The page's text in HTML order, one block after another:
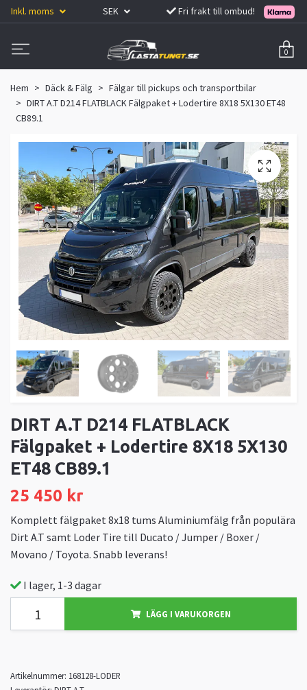
Inkl. moms SEK Fri frakt till ombud!
0
Hem Däck & Fälg
Fälgar till pickups och transportbilar
DIRT A.T D214 FLATBLACK Fälgpaket + Lodertire 8X18 5X130 ET48
CB89.1
DIRT A.T D214 FLATBLACK
Fälgpaket + Lodertire 8X18 5X130
ET48 CB89.1
25 450 kr
Komplett fälgpaket 8x18 tums Aluminiumfälg från populära
Dirt A.T samt Loder Tire till Ducato / Jumper / Boxer /
Movano / Toyota. Snabb leverans!
I lager, 1-3 dagar
LÄGG I VARUKORGEN
Artikelnummer: 168128-LODER